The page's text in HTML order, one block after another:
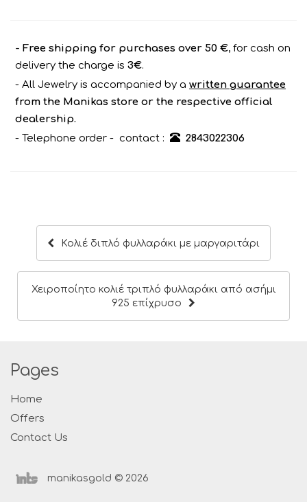
- Free shipping for purchases over 50 €, for cash on
delivery the charge is 3€.
- All Jewelry is accompanied by a written guarantee
from the Manikas store or the respective official
dealership.
- Telephone order - contact :
2843022306
Κολιέ διπλό φυλλαράκι με μαργαριτάρι
Χειροποίητο κολιέ τριπλό φυλλαράκι από ασήμι
925 επίχρυσο
Pages
Home
Offers
Contact Us
manikasgold © 2026